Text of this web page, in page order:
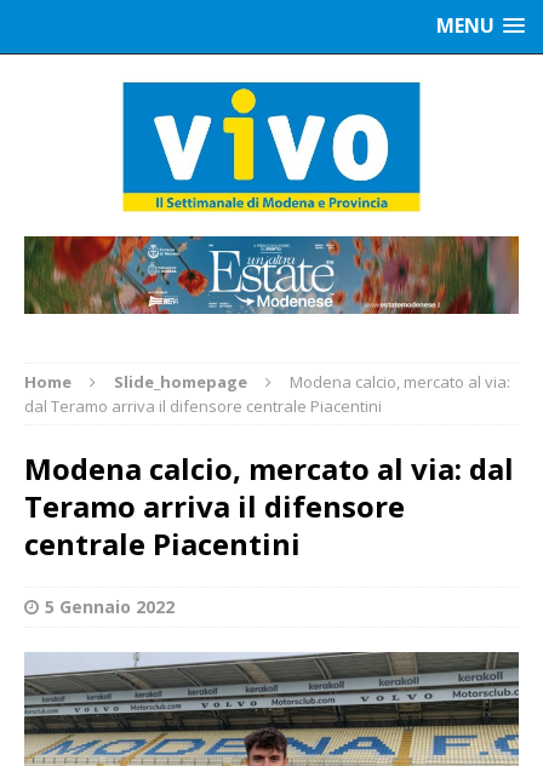
MENU
Home Slide_homepage
Modena calcio, mercato al via:
dal Teramo arriva il difensore centrale Piacentini
Modena calcio, mercato al via: dal
Teramo arriva il difensore
centrale Piacentini
5 Gennaio 2022